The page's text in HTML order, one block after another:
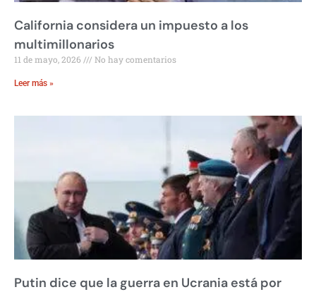
California considera un impuesto a los
multimillonarios
11 de mayo, 2026 No hay comentarios
Leer más »
Putin dice que la guerra en Ucrania está por